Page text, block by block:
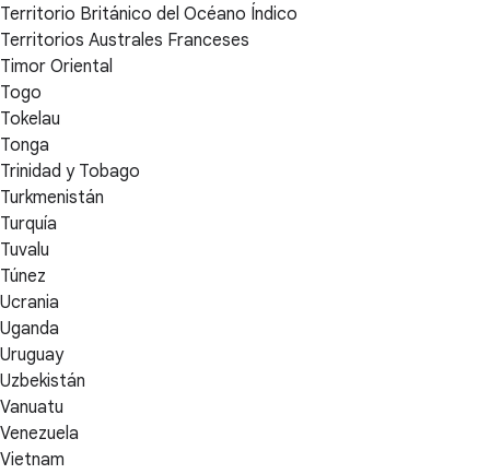
Territorio Británico del Océano Índico
Territorios Australes Franceses
Timor Oriental
Togo
Tokelau
Tonga
Trinidad y Tobago
Turkmenistán
Turquía
Tuvalu
Túnez
Ucrania
Uganda
Uruguay
Uzbekistán
Vanuatu
Venezuela
Vietnam